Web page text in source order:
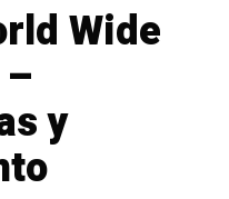
Wide
y